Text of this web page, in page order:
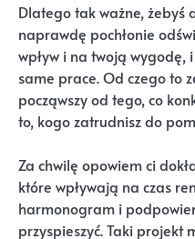
Dlatego tak ważne, żebyś
naprawdę pochłonie
wpływ i na twoją
same prace. Od czego to
począwszy od tego, co
to, kogo zatrudnisz do
Za chwilę opowiem ci
które wpływają na czas
harmonogram i
przyspieszyć. Taki projekt